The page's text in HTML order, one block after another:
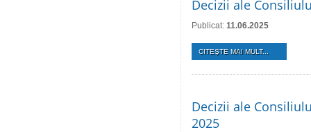
Decizii ale
Publicat: 11.06.2025
CITEŞTE MAI MULT...
Decizii ale
2025